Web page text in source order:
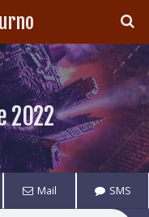
2022
Mail SMS